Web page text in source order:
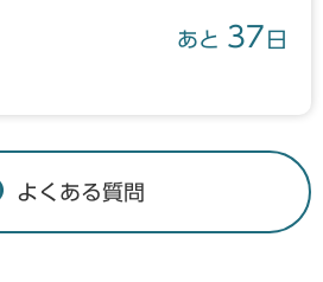
あと 37 日
よくある質問